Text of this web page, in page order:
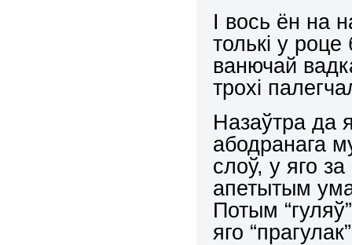
І вось ён на
толькі у
ванючай
трохі
Назаўтра да
абодранага
слоў, у яго
апетытым
Потым
яго